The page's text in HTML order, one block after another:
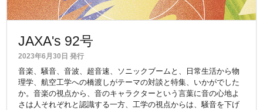
JAXA's 92号
2023年6月30日 発行
音楽、騒音、音波、超音速、ソニックブームと、日常生活から物
理学、航空工学への橋渡しがテーマの対談と特集、いかがでした
か。音楽の視点から、音のキャラクターという言葉に音の心地よ
さは人それぞれと認識する一方、工学の視点からは、騒音を下げ